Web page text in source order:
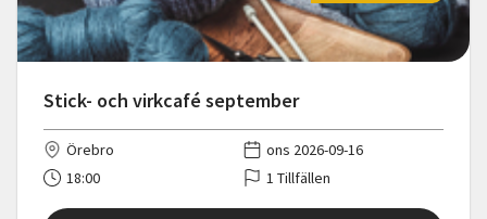
Stick- och virkcafé september
Örebro
ons 2026-09-16
18:00
1 Tillfällen